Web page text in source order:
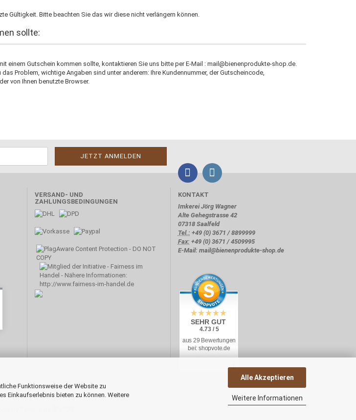
Funktionsweise der Website zu
Einkaufserlebnis bieten zu können. Weitere
Alle Akzeptieren
Weitere Informationen
Gültigkeit. Bitte beachten Sie das wir diese nicht verlängern können.
sollte:
einem Gutschein kommen sollte, kontaktieren Sie uns bitte per E-Mail : mail@bienenprodukte-shop.de.
Problem, wichtige Angaben sind unter anderem: Ihre Kundennummer, der Gutscheincode,
von Ihnen benutzte Browser.
VERSAND- UND
ZAHLUNGSBEDINGUNGEN
KONTAKT
Imkerei Jörg Wagner
Alte Gehegstrasse 42
07318 Saalfeld
Tel.: +49 (0) 3671 / 8899999
Fax: +49 (0) 3671 / 4509995
E-Mail: mail@bienenprodukte-shop.de
SEHR GUT
4.73 / 5
aus 29 Bewertungen
bei: shopvote.de